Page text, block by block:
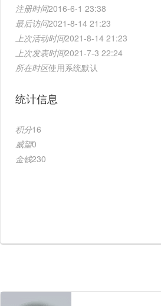
注册时间2016-6-1 23:38
最后访问2021-8-14 21:23
上次活动时间2021-8-14 21:23
上次发表时间2021-7-3 22:24
所在时区使用系统默认
统计信息
积分16
威望0
金钱230